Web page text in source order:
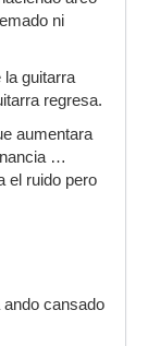
ni
la guitarra
regresa.
aumentara
…
el ruido pero
cansado